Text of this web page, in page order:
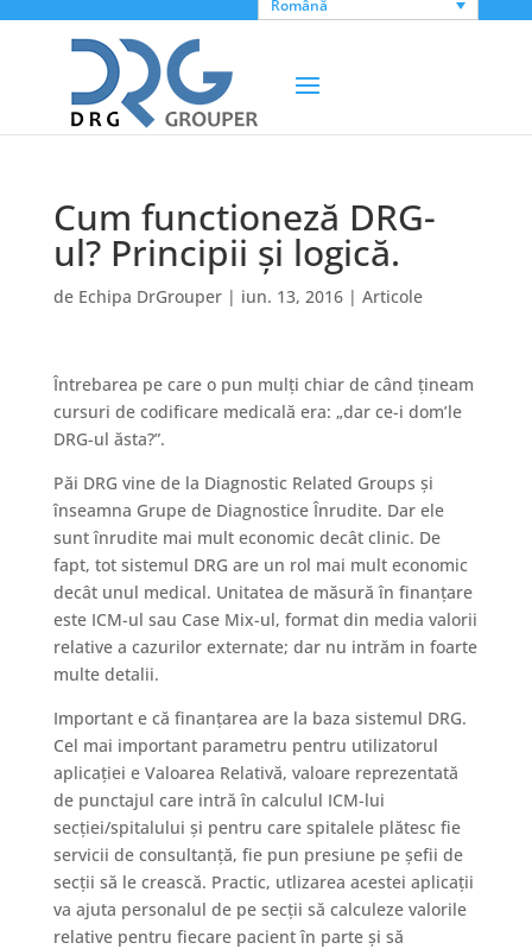
Română
Cum functioneză DRG-
ul? Principii și logică.
de Echipa DrGrouper| iun. 13, 2016| Articole
Întrebarea pe care o pun mulți chiar de când țineam
cursuri de codificare medicală era: „dar ce-i dom’le
DRG-ul ăsta?”.
Păi DRG vine de la Diagnostic Related Groups și
înseamna Grupe de Diagnostice Înrudite. Dar ele
sunt înrudite mai mult economic decât clinic. De
fapt, tot sistemul DRG are un rol mai mult economic
decât unul medical. Unitatea de măsură în finanțare
este ICM-ul sau Case Mix-ul, format din media valorii
relative a cazurilor externate; dar nu intrăm in foarte
multe detalii.
Important e că finanțarea are la baza sistemul DRG.
Cel mai important parametru pentru utilizatorul
aplicației e Valoarea Relativă, valoare reprezentată
de punctajul care intră în calculul ICM-lui
secției/spitalului și pentru care spitalele plătesc fie
servicii de consultanță, fie pun presiune pe șefii de
secții să le crească. Practic, utlizarea acestei aplicații
va ajuta personalul de pe secții să calculeze valorile
relative pentru fiecare pacient în parte și să